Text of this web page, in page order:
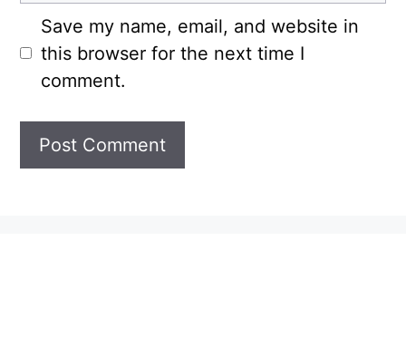
Save my name, email, and website in
this browser for the next time I
comment.